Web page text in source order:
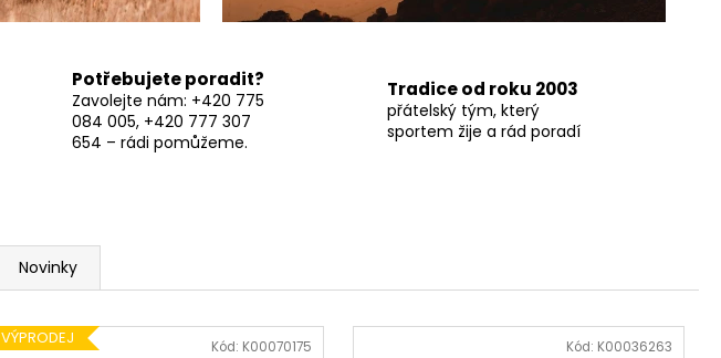
Potřebujete poradit?
Zavolejte nám: +420 775
084 005, +420 777 307
654 – rádi pomůžeme.
Tradice od roku 2003
přátelský tým, který
sportem žije a rád poradí
Novinky
VÝPRODEJ Kód: K00070175 Kód: K00036263